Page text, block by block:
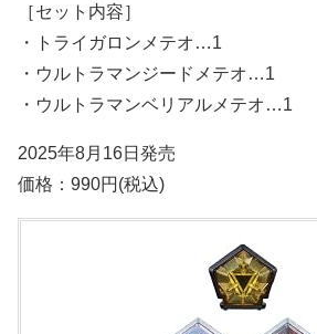
［セット内容］
・トライガロンメテオ…1
・ウルトラマンジードメテオ…1
・ウルトラマンベリアルメテオ…1
2025年8月16日発売
価格：990円(税込)